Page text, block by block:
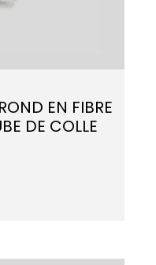
EN FIBRE
DE COLLE